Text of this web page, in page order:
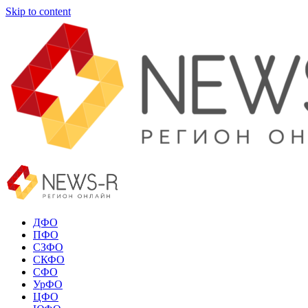
Skip to content
ДФО
ПФО
СЗФО
СКФО
СФО
УрФО
ЦФО